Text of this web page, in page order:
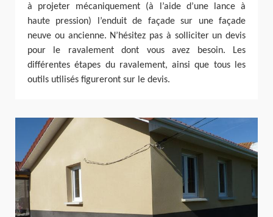
à projeter mécaniquement (à l’aide d’une lance à
haute pression) l’enduit de façade sur une façade
neuve ou ancienne. N’hésitez pas à solliciter un devis
pour le ravalement dont vous avez besoin. Les
différentes étapes du ravalement, ainsi que tous les
outils utilisés figureront sur le devis.